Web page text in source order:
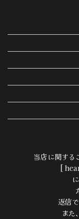
当店に関する
[
返信
また